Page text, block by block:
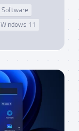
Software
Windows 11